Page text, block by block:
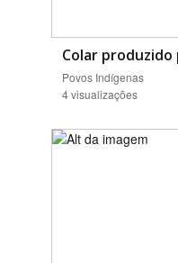
Colar produzido
Povos Indígenas
4 visualizações